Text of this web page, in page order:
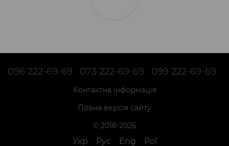
096 222-69-69 073 222-69-69 099 222-69-69
Контактна інформація
Повна версія сайту
© 2018-2026
Укр Рус Eng Pol